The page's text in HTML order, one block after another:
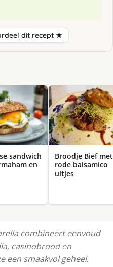
dit recept ★
sandwich
en
Broodje Bief met
rode balsamico
uitjes
combineert eenvoud
casinobrood en
een smaakvol geheel.